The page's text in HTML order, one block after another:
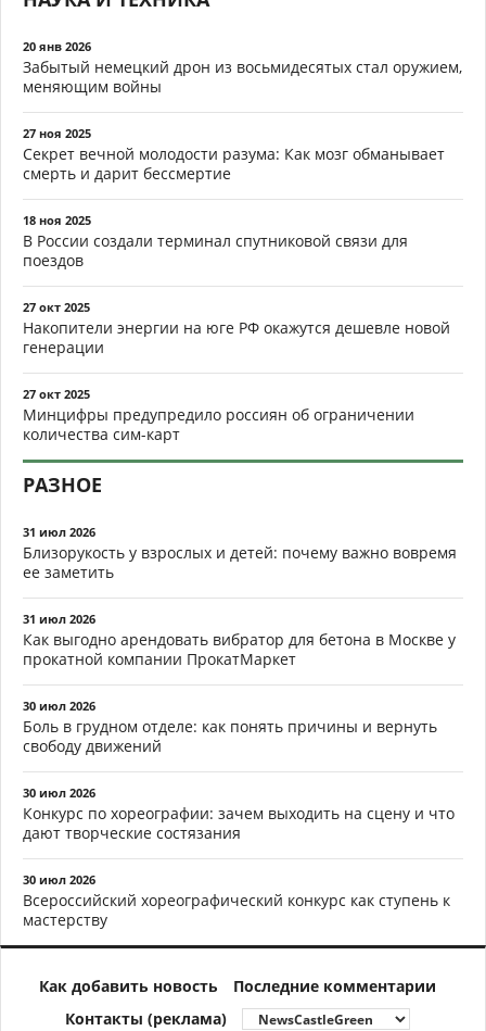
20 янв 2026
Забытый немецкий дрон из восьмидесятых стал оружием,
меняющим войны
27 ноя 2025
Секрет вечной молодости разума: Как мозг обманывает
смерть и дарит бессмертие
18 ноя 2025
В России создали терминал спутниковой связи для
поездов
27 окт 2025
Накопители энергии на юге РФ окажутся дешевле новой
генерации
27 окт 2025
Минцифры предупредило россиян об ограничении
количества сим-карт
РАЗНОЕ
31 июл 2026
Близорукость у взрослых и детей: почему важно вовремя
ее заметить
31 июл 2026
Как выгодно арендовать вибратор для бетона в Москве у
прокатной компании ПрокатМаркет
30 июл 2026
Боль в грудном отделе: как понять причины и вернуть
свободу движений
30 июл 2026
Конкурс по хореографии: зачем выходить на сцену и что
дают творческие состязания
30 июл 2026
Всероссийский хореографический конкурс как ступень к
мастерству
Как добавить новость
Последние комментарии
Контакты (реклама)